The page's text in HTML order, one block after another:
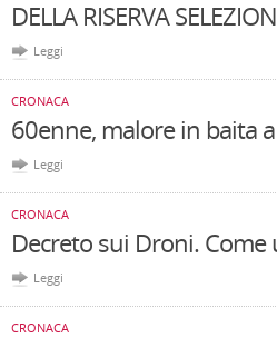
DELLA RISERVA
Leggi
CRONACA
60enne, malore in baita
Leggi
CRONACA
Decreto sui Droni. Come
Leggi
CRONACA